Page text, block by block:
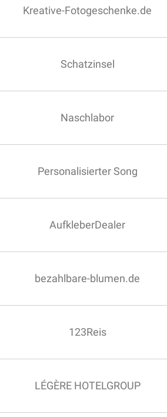
Kreative-Fotogeschenke.de
Schatzinsel
Naschlabor
Personalisierter Song
AufkleberDealer
bezahlbare-blumen.de
123Reis
LÉGÈRE HOTELGROUP